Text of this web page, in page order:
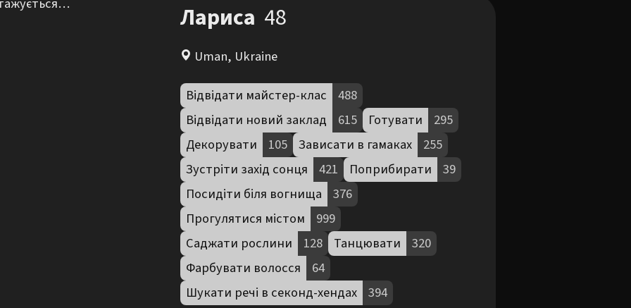
Лариса 48
Uman, Ukraine
Відвідати майстер-клас
488
Відвідати новий заклад
615 Готувати
295
Декорувати
105 Зависати в гамаках
255
Зустріти захід сонця
421 Поприбирати
39
Посидіти біля вогнища
376
Прогулятися містом
999
Саджати рослини
128 Танцювати
320
Фарбувати волосся
64
Шукати речі в секонд-хендах
394